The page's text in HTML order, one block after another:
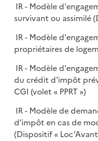
IR - Modèle
survivant ou assimilé
IR - Modèle
propriétaires de
IR - Modèle
du crédit d'impôt
CGI (volet « PPRT »)
IR - Modèle de
d’impôt en cas de
(Dispositif «